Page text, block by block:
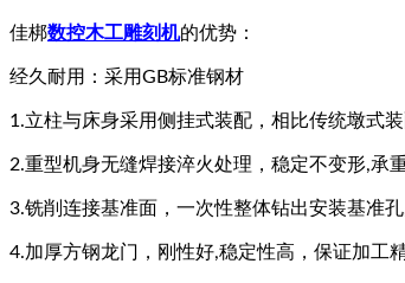
佳梆数控木工雕刻机的优势：
经久耐用：采用GB标准钢材
1.立柱与床身采用侧挂式装配，相比传统墩式
2.重型机身无缝焊接淬火处理，稳定不变形,承
3.铣削连接基准面，一次性整体钻出安装基准
4.加厚方钢龙门，刚性好,稳定性高，保证加工精